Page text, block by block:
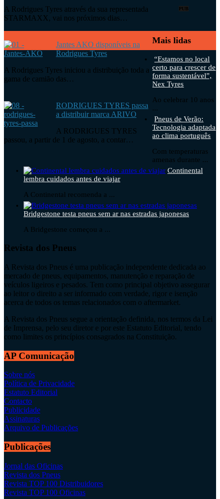
A Rodrigues Tyres através da sua representada
STARMAXX, vai nos próximos dias…
Jantes AKO disponíveis na
Rodrigues Tyres
A Rodrigues Tyres iniciou a distribuição toda a
gama de camião das…
RODRIGUES TYRES passa
a distribuir marca ARIVO
A RODRIGUES TYRES
passou, a partir de 1 de agosto, a contar…
PUB
Mais lidas
“Estamos no local
certo para crescer de
forma sustentável”,
Nex Tyres
Ao celebrar 10 anos
...
Pneus de Verão:
Tecnologia adaptada
ao clima português
Com temperaturas
amenas durante ...
Continental
lembra cuidados antes de viajar
A Continental recomenda a ...
Bridgestone testa pneus sem ar nas estradas japonesas
A Bridgestone começou a ...
Revista dos Pneus
A Revista dos Pneus é uma publicação independente dedicada ao
mercado de pneus, equipamentos, manutenção e reparação de
veículos ligeiros e pesados. Tem como principal objetivo assegurar
ao leitor o direito a ser informado com verdade, rigor e isenção
acerca de todos os temas relacionados com o aftermarket.
A Revista dos Pneus segue a orientação definida, nos termos da Lei
de Imprensa, pelo seu diretor e por este Estatuto Editorial, tendo
como limites os princípios consagrados na Constituição.
AP Comunicação
Sobre nós
Política de Privacidade
Estatuto Editorial
Contacto
Publicidade
Assinaturas
Arquivo de Publicações
Publicações
Jornal das Oficinas
Revista dos Pneus
Revista TOP 100 Distribuidores
Revista TOP 100 Oficinas